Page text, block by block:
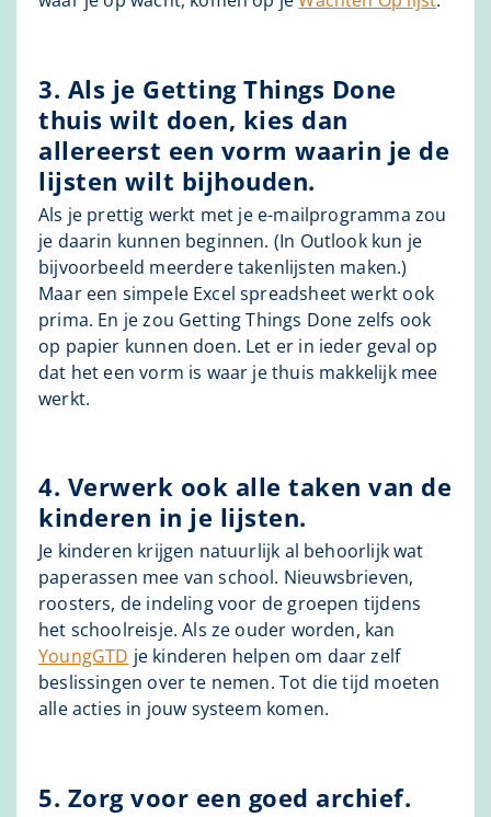
3. Als je Getting Things Done
thuis wilt doen, kies dan
allereerst een vorm waarin je de
lijsten wilt bijhouden.
Als je prettig werkt met je e-mailprogramma zou
je daarin kunnen beginnen. (In Outlook kun je
bijvoorbeeld meerdere takenlijsten maken.)
Maar een simpele Excel spreadsheet werkt ook
prima. En je zou Getting Things Done zelfs ook
op papier kunnen doen. Let er in ieder geval op
dat het een vorm is waar je thuis makkelijk mee
werkt.
4. Verwerk ook alle taken van de
kinderen in je lijsten.
Je kinderen krijgen natuurlijk al behoorlijk wat
paperassen mee van school. Nieuwsbrieven,
roosters, de indeling voor de groepen tijdens
het schoolreisje. Als ze ouder worden, kan
YoungGTD je kinderen helpen om daar zelf
beslissingen over te nemen. Tot die tijd moeten
alle acties in jouw systeem komen.
5. Zorg voor een goed archief.